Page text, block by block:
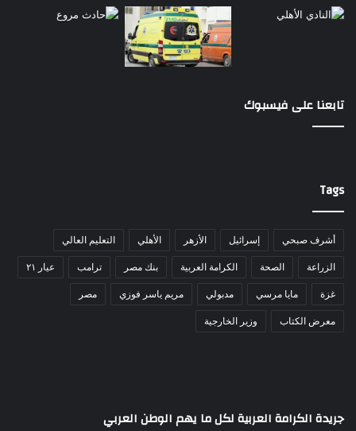
تابعنا على فيسبوك
Tags
أشرف صبحي إسرائيل الأزهر الأهلي التعليم العالي
الزراعة الصحة الكرامة العربية بنك مصر ترامب عيار ٢١
غزة مايا مرسي مدبولي مريم ياسر فوزي مصر
معرض الكتاب وزير الخارجية
جريدة الكرامة العربية لكل ما يهم الوطن العربي